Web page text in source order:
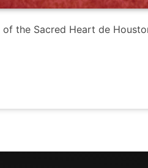
the Sacred Heart de